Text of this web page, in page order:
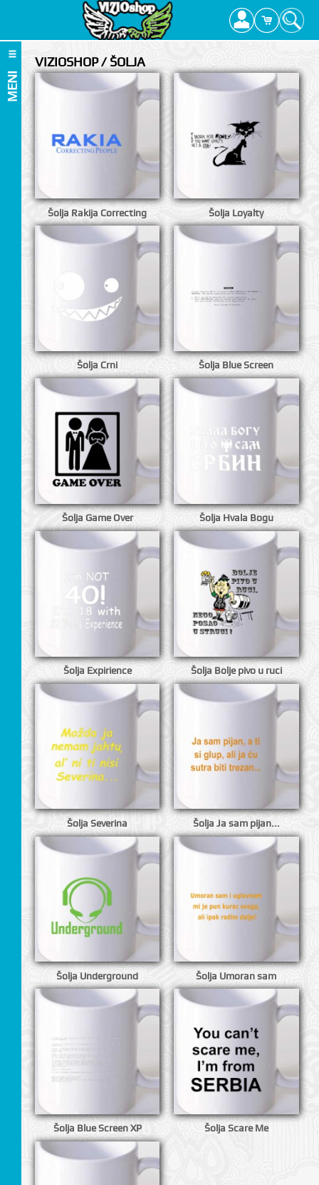
MENI
VIZIOSHOP / ŠOLJA
Šolja Rakija Correcting Šolja Loyalty
Šolja Crni Šolja Blue Screen
Šolja Game Over Šolja Hvala Bogu
Šolja Expirience Šolja Bolje pivo u ruci
Šolja Severina Šolja Ja sam pijan...
Šolja Underground Šolja Umoran sam
Šolja Blue Screen XP Šolja Scare Me